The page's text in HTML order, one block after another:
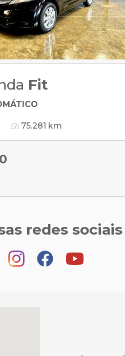
Fit
75.281 km
redes sociais